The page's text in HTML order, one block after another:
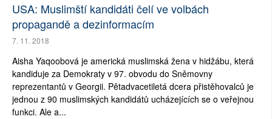
USA: Muslimští kandidáti čelí ve volbách
propagandě a dezinformacím
7. 11. 2018
Aisha Yaqoobová je americká muslimská žena v hidžábu, která
kandiduje za Demokraty v 97. obvodu do Sněmovny
reprezentantů v Georgii. Pětadvacetiletá dcera přistěhovalců je
jednou z 90 muslimských kandidátů ucházejících se o veřejnou
funkci. Ale a...